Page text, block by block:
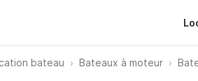
bateau Bateaux à moteur